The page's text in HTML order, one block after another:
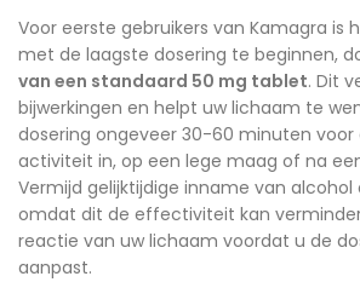
Voor eerste gebruikers van Kamagra is
met de laagste dosering te beginnen,
van een standaard 50 mg tablet. Dit
bijwerkingen en helpt uw lichaam te
dosering ongeveer 30-60 minuten voor
activiteit in, op een lege maag of na
Vermijd gelijktijdige inname van alcohol
omdat dit de effectiviteit kan
reactie van uw lichaam voordat u de
aanpast.